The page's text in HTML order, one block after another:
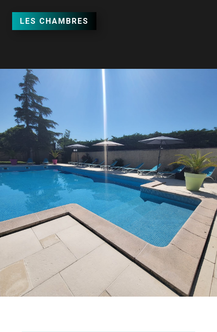
LES CHAMBRES